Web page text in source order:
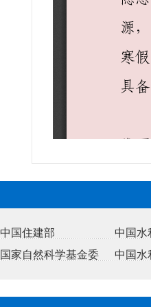
中国住建部
中国水
国家自然科学基金委 中国水